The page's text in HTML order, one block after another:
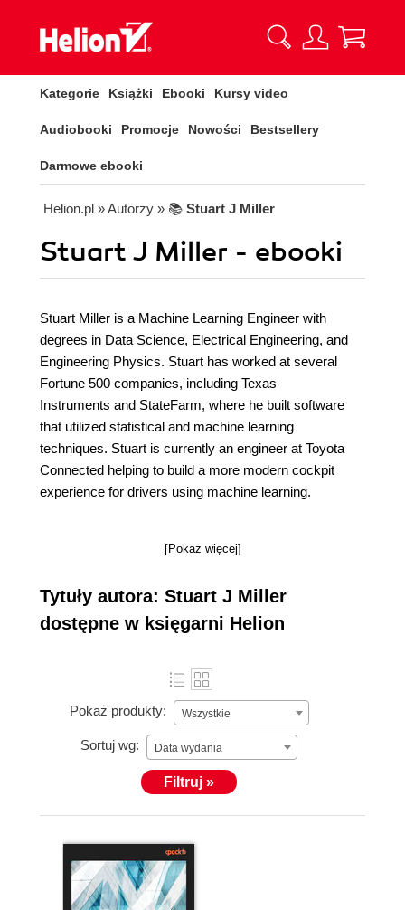
Kategorie Książki Ebooki Kursy video
Audiobooki Promocje Nowości Bestsellery
Darmowe ebooki
Helion.pl » Autorzy » 📚 Stuart J Miller
Stuart J Miller - ebooki
Stuart Miller is a Machine Learning Engineer with
degrees in Data Science, Electrical Engineering, and
Engineering Physics. Stuart has worked at several
Fortune 500 companies, including Texas
Instruments and StateFarm, where he built software
that utilized statistical and machine learning
techniques. Stuart is currently an engineer at Toyota
Connected helping to build a more modern cockpit
experience for drivers using machine learning.
[Pokaż więcej]
Tytuły autora: Stuart J Miller
dostępne w księgarni Helion
Pokaż produkty: Wszystkie
Sortuj wg: Data wydania
Filtruj »